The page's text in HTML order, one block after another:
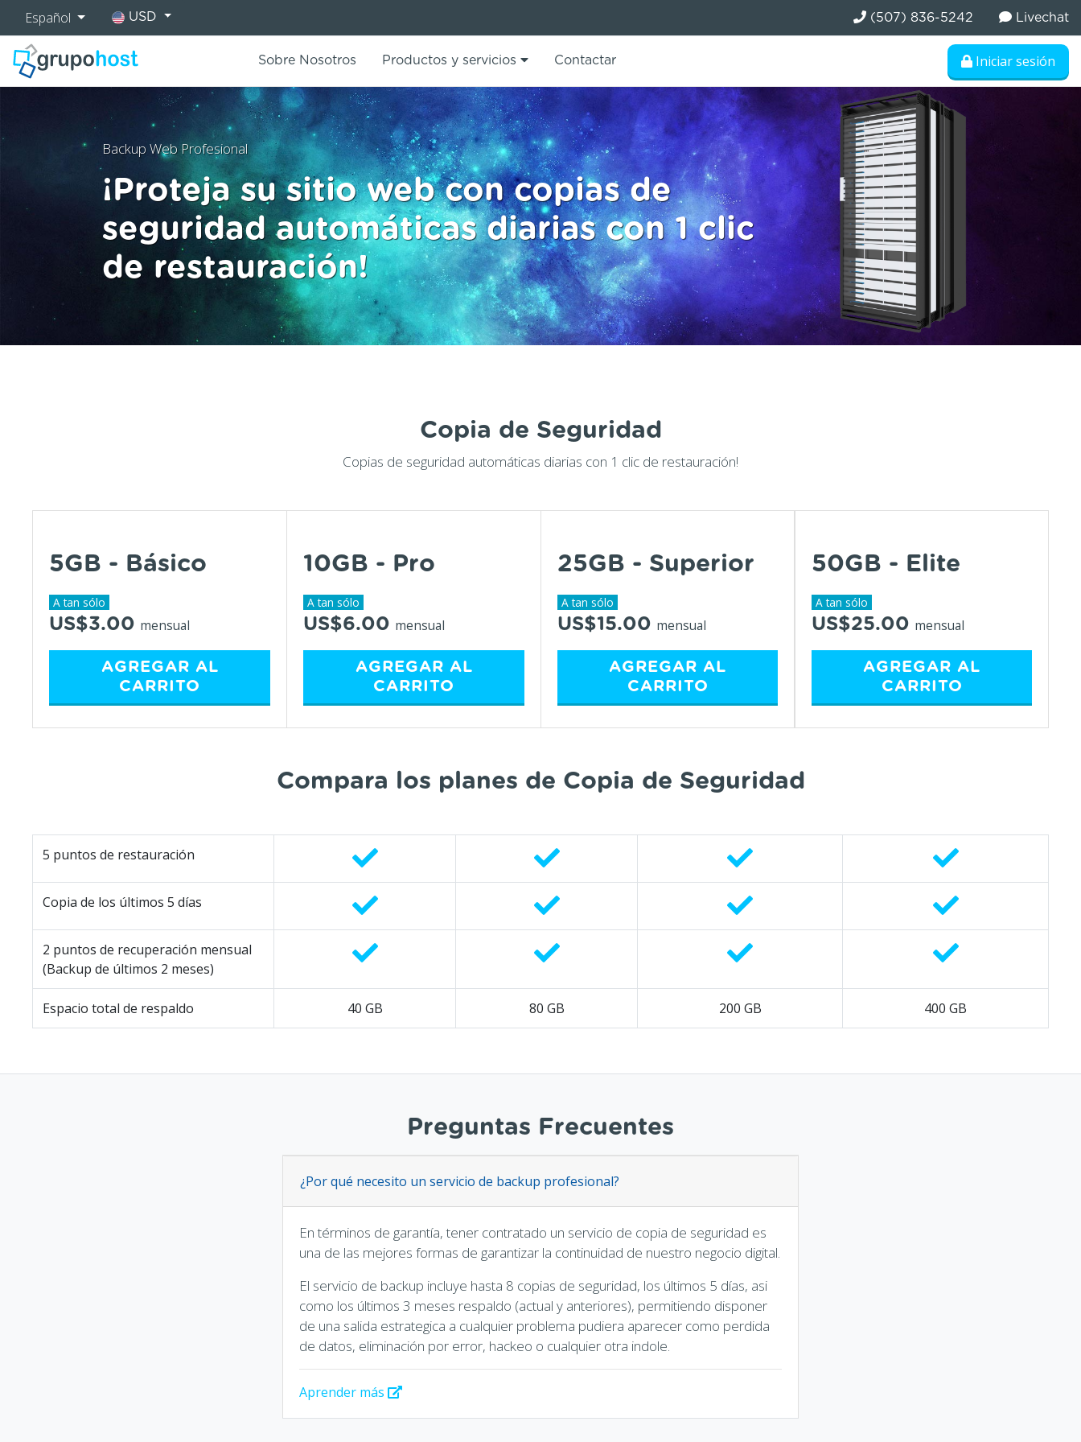
Español USD (507) 836-5242 Livechat
Sobre Nosotros Productos y servicios Contactar Iniciar sesión
Backup Web Profesional
¡Proteja su sitio web con copias de
seguridad automáticas diarias con 1 clic
de restauración!
Copia de Seguridad
Copias de seguridad automáticas diarias con 1 clic de restauración!
5GB - Básico
A tan sólo
US$3.00 mensual
AGREGAR AL
CARRITO
10GB - Pro
A tan sólo
US$6.00 mensual
AGREGAR AL
CARRITO
25GB - Superior
A tan sólo
US$15.00 mensual
AGREGAR AL
CARRITO
50GB - Elite
A tan sólo
US$25.00 mensual
AGREGAR AL
CARRITO
Compara los planes de Copia de Seguridad
5 puntos de restauración
Copia de los últimos 5 días
2 puntos de recuperación mensual
(Backup de últimos 2 meses)
Espacio total de respaldo 40 GB 80 GB 200 GB 400 GB
Preguntas Frecuentes
¿Por qué necesito un servicio de backup profesional?
En términos de garantía, tener contratado un servicio de copia de seguridad es
una de las mejores formas de garantizar la continuidad de nuestro negocio digital.
El servicio de backup incluye hasta 8 copias de seguridad, los últimos 5 días, asi
como los últimos 3 meses respaldo (actual y anteriores), permitiendo disponer
de una salida estrategica a cualquier problema pudiera aparecer como perdida
de datos, eliminación por error, hackeo o cualquier otra indole.
Aprender más